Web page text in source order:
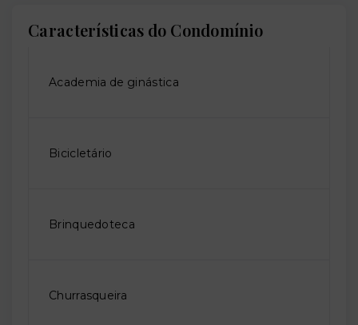
Características do Condomínio
Academia de ginástica
Bicicletário
Brinquedoteca
Churrasqueira